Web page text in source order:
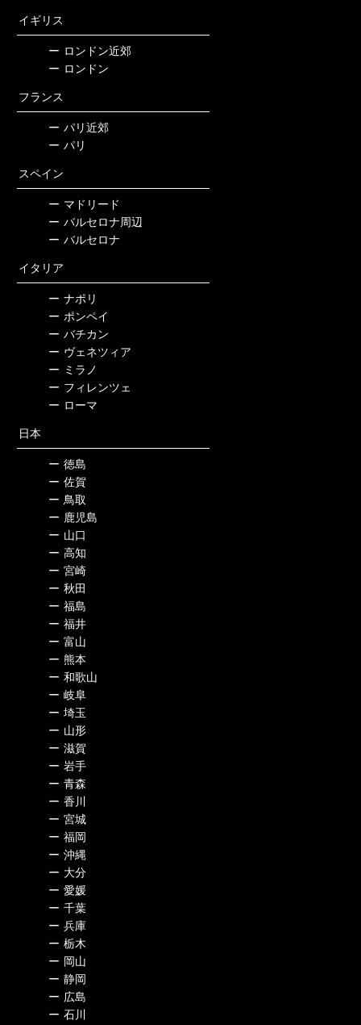
イギリス
ー ロンドン近郊
ー ロンドン
フランス
ー パリ近郊
ー パリ
スペイン
ー マドリード
ー バルセロナ周辺
ー バルセロナ
イタリア
ー ナポリ
ー ポンペイ
ー バチカン
ー ヴェネツィア
ー ミラノ
ー フィレンツェ
ー ローマ
日本
ー 徳島
ー 佐賀
ー 鳥取
ー 鹿児島
ー 山口
ー 高知
ー 宮崎
ー 秋田
ー 福島
ー 福井
ー 富山
ー 熊本
ー 和歌山
ー 岐阜
ー 埼玉
ー 山形
ー 滋賀
ー 岩手
ー 青森
ー 香川
ー 宮城
ー 福岡
ー 沖縄
ー 大分
ー 愛媛
ー 千葉
ー 兵庫
ー 栃木
ー 岡山
ー 静岡
ー 広島
ー 石川